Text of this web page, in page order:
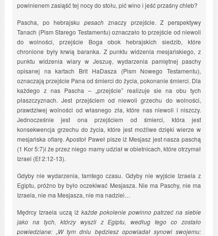
powinienem zasiąść tej nocy do stołu, pić wino i jeść przaśny chleb?
Pascha, po hebrajskupesach znaczy przejście. Z perspektywy
Tanach (Pism Starego Testamentu) oznaczało to przejście od niewoli
do wolności, przejście Boga obok hebrajskich siedzib, które
chronione były krwią baranka. Z punktu widzenia mesjańskiego, z
punktu widzenia wiary w Jeszuę, wydarzenia pamiętnej paschy
opisanej na kartach Brit HaDasza (Pism Nowego Testamentu),
oznaczają przejście Pana od śmierci do życia, pokonanie śmierci. Dla
każdego z nas Pascha – „przejście” realizuje sie na obu tych
płaszczyznach. Jest przejściem od niewoli grzechu do wolności,
prawdziwej wolności od własnego zła, które nas niewoli i niszczy.
Jednocześnie jest ona przejściem od śmierci, która jest
konsekwencja grzechu do życia, które jest możliwe dzięki wierze w
mesjańska ofiarę. Apostoł Paweł pisze iż Mesjasz jest nasza paschą
(1 Kor 5:7)i że przez niego mamy udział w obietnicach, które otrzymał
Izrael (Ef 2:12-13).
Gdyby nie wydarzenia, tamtego czasu. Gdyby nie wyjście Izraela z
Egiptu, próżno by było oczekiwać Mesjasza. Nie ma Paschy, nie ma
Izraela, nie ma Mesjasza, nie ma nadziei…
Mędrcy Izraela uczą iż każde pokolenie powinno patrzeć na siebie
jako na tych, którzy wyszli z Egiptu, według tego co zostało
powiedziane: „W tym dniu będziesz opowiadał synowi swojemu: